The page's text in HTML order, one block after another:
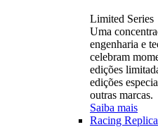
Limited Series
Uma
engenharia e
celebram
edições
edições
outras marcas.
Saiba mais
Racing Replica